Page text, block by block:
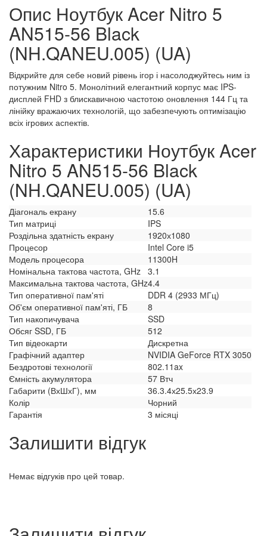
Опис Ноутбук Acer Nitro 5
AN515-56 Black
(NH.QANEU.005) (UA)
Відкрийте для себе новий рівень ігор і насолоджуйтесь ним із
потужним Nitro 5. Монолітний елегантний корпус має IPS-
дисплей FHD з блискавичною частотою оновлення 144 Гц та
лінійку вражаючих технологій, що забезпечують оптимізацію
всіх ігрових аспектів.
Характеристики Ноутбук Acer
Nitro 5 AN515-56 Black
(NH.QANEU.005) (UA)
Діагональ екрану
15.6
Тип матриці
IPS
Роздільна здатність екрану
1920х1080
Процесор
Intel Core i5
Модель процесора
11300H
Номінальна тактова частота, GHz 3.1
Максимальна тактова частота, GHz4.4
Тип оперативної пам'яті
DDR 4 (2933 МГц)
Об'єм оперативної пам'яті, ГБ
8
Тип накопичувача
SSD
Обсяг SSD, ГБ
512
Тип відеокарти
Дискретна
Графічний адаптер
NVIDIA GeForce RTX 3050
Бездротові технології
802.11ax
Ємність акумулятора
57 Втч
Габарити (ВхШхГ), мм
36.3.4х25.5х23.9
Колір
Чорний
Гарантія
3 місяці
Залишити відгук
Немає відгуків про цей товар.